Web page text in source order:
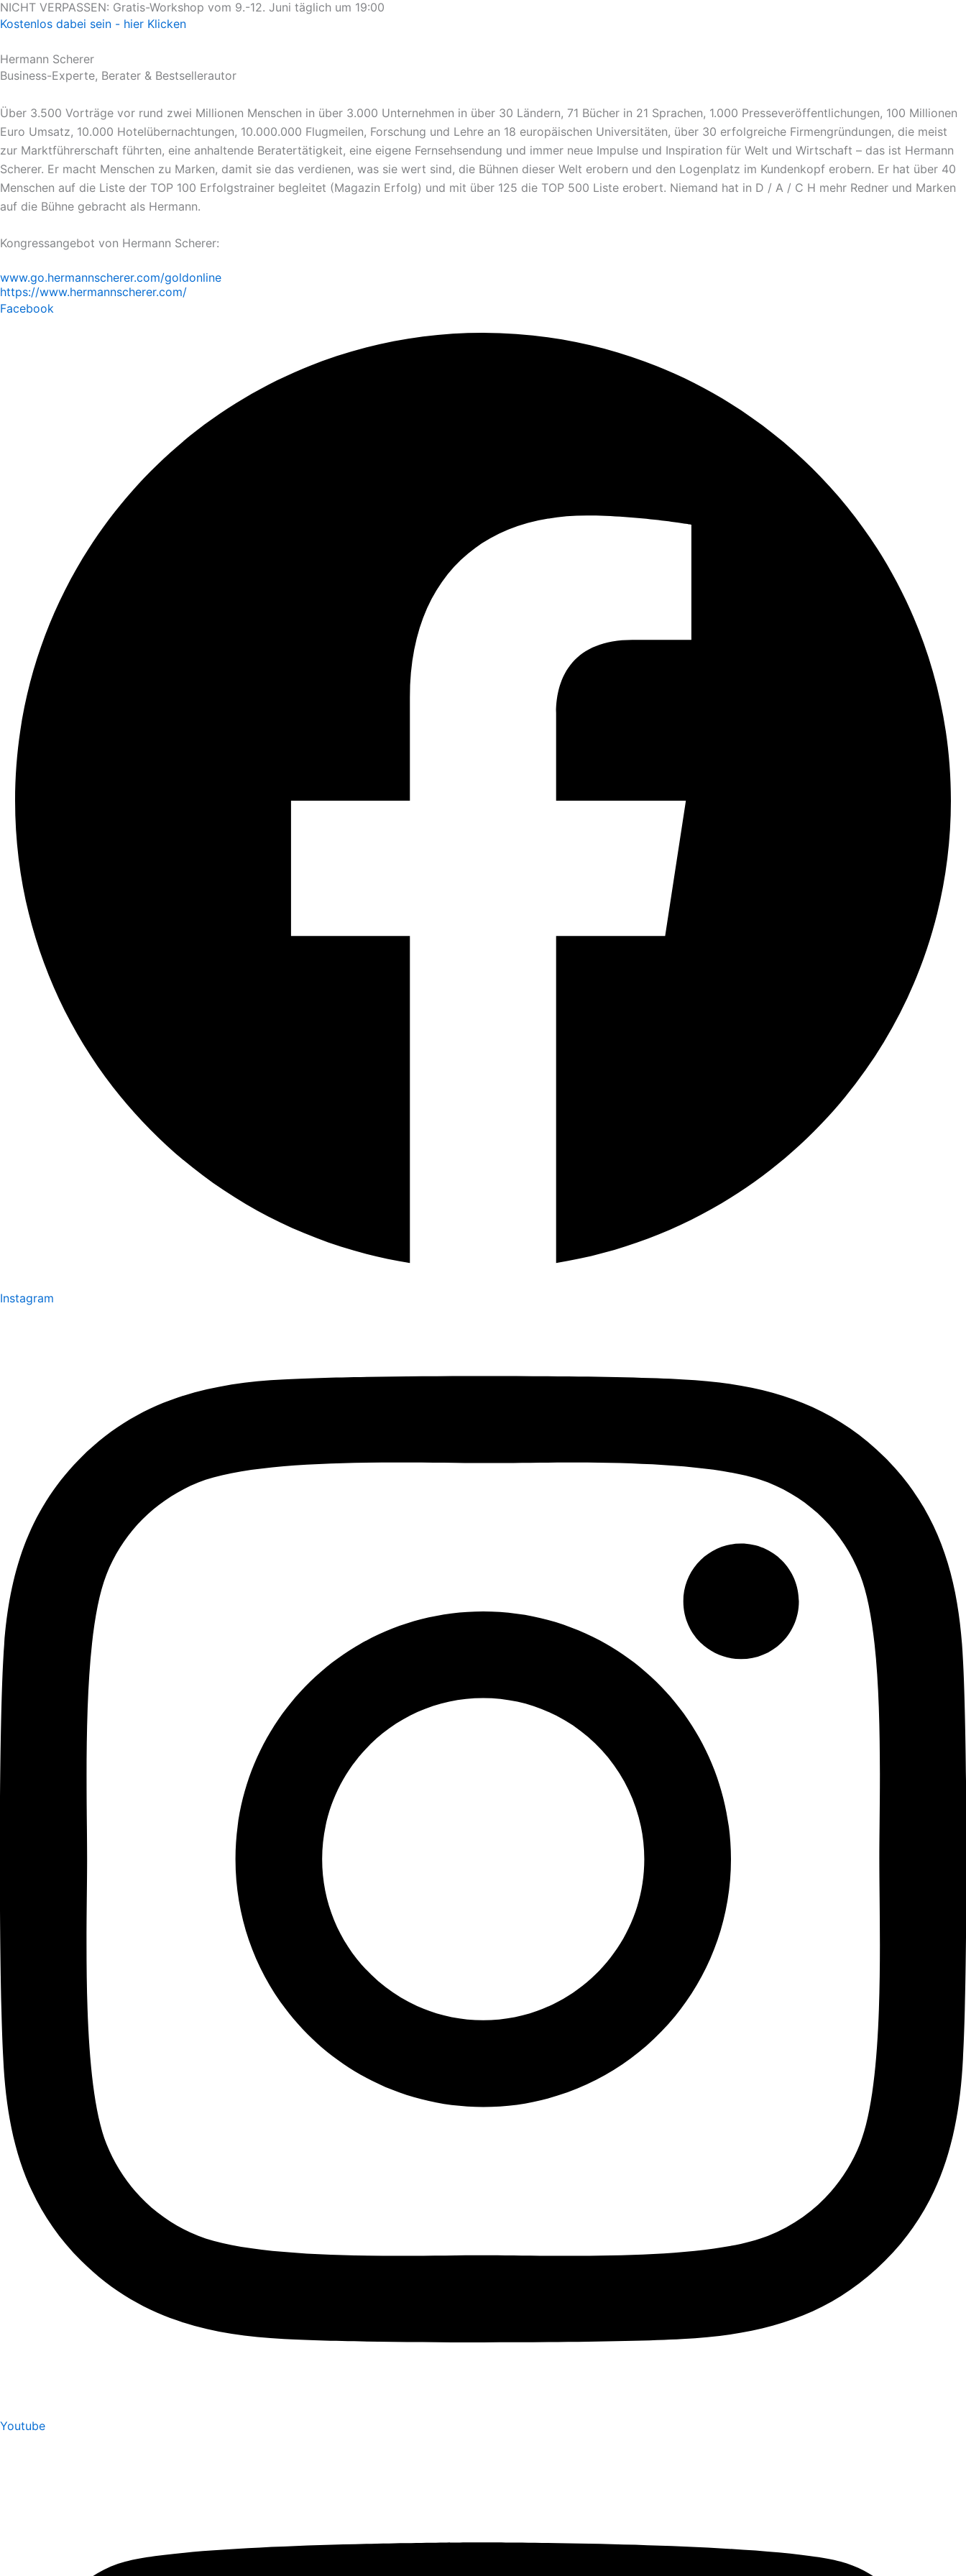
Zum
Inhalt
NICHT VERPASSEN: Gratis-Workshop vom 9.-12. Juni täglich um 19:00
Kostenlos dabei sein - hier Klicken
Hermann Scherer
Business-Experte, Berater & Bestsellerautor
Über 3.500 Vorträge vor rund zwei Millionen Menschen in über 3.000 Unternehmen in über 30 Ländern, 71 Bücher in 21 Sprachen, 1.000 Presseveröffentlichungen, 100 Millionen
Euro Umsatz, 10.000 Hotelübernachtungen, 10.000.000 Flugmeilen, Forschung und Lehre an 18 europäischen Universitäten, über 30 erfolgreiche Firmengründungen, die meist
zur Marktführerschaft führten, eine anhaltende Beratertätigkeit, eine eigene Fernsehsendung und immer neue Impulse und Inspiration für Welt und Wirtschaft – das ist Hermann
Scherer. Er macht Menschen zu Marken, damit sie das verdienen, was sie wert sind, die Bühnen dieser Welt erobern und den Logenplatz im Kundenkopf erobern. Er hat über 40
Menschen auf die Liste der TOP 100 Erfolgstrainer begleitet (Magazin Erfolg) und mit über 125 die TOP 500 Liste erobert. Niemand hat in D / A / C H mehr Redner und Marken
auf die Bühne gebracht als Hermann.
Kongressangebot von Hermann Scherer:
www.go.hermannscherer.com/goldonline
https://www.hermannscherer.com/
Facebook
Instagram
Youtube